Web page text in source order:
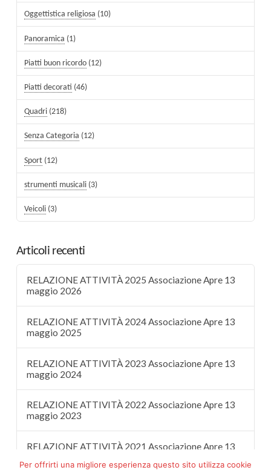
Oggettistica religiosa (10)
Panoramica (1)
Piatti buon ricordo (12)
Piatti decorati (46)
Quadri (218)
Senza Categoria (12)
Sport (12)
strumenti musicali (3)
Veicoli (3)
Articoli recenti
RELAZIONE ATTIVITÀ 2025 Associazione Apre 13
maggio 2026
RELAZIONE ATTIVITÀ 2024 Associazione Apre 13
maggio 2025
RELAZIONE ATTIVITÀ 2023 Associazione Apre 13
maggio 2024
RELAZIONE ATTIVITÀ 2022 Associazione Apre 13
maggio 2023
RELAZIONE ATTIVITÀ 2021 Associazione Apre 13
Per offrirti una migliore esperienza questo sito utilizza cookie